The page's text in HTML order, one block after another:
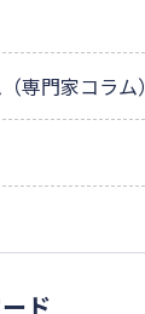
専門家コラム）
ド